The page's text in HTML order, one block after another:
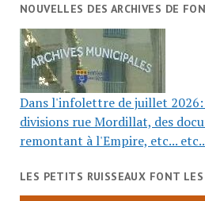
NOUVELLES DES ARCHIVES DE
Dans l'infolettre de juillet
divisions rue Mordillat, des
remontant à l'Empire, etc...
LES PETITS RUISSEAUX FONT LES